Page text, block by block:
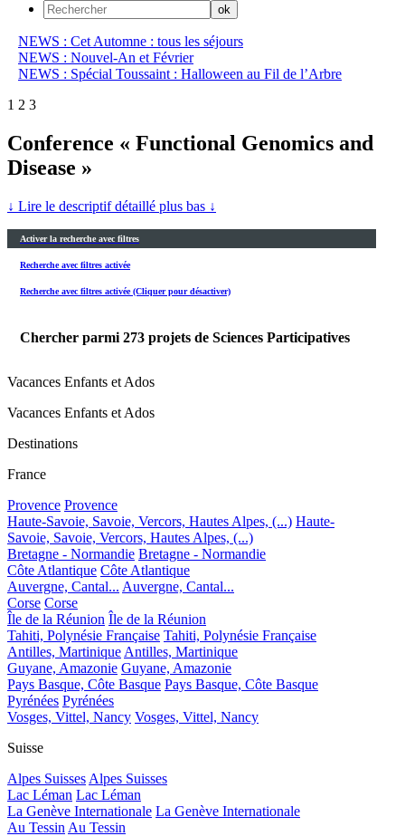
NEWS : Cet Automne : tous les séjours
NEWS : Nouvel-An et Février
NEWS : Spécial Toussaint : Halloween au Fil de l’Arbre
1 2 3
Conference « Functional Genomics and
Disease »
↓ Lire le descriptif détaillé plus bas ↓
Activer la recherche avec filtres
Recherche avec filtres activée
Recherche avec filtres activée (Cliquer pour désactiver)
Chercher parmi 273 projets de Sciences Participatives
Vacances Enfants et Ados
Vacances Enfants et Ados
Destinations
France
Provence Provence
Haute-Savoie, Savoie, Vercors, Hautes Alpes, (...) Haute-
Savoie, Savoie, Vercors, Hautes Alpes, (...)
Bretagne - Normandie Bretagne - Normandie
Côte Atlantique Côte Atlantique
Auvergne, Cantal... Auvergne, Cantal...
Corse Corse
Île de la Réunion Île de la Réunion
Tahiti, Polynésie Française Tahiti, Polynésie Française
Antilles, Martinique Antilles, Martinique
Guyane, Amazonie Guyane, Amazonie
Pays Basque, Côte Basque Pays Basque, Côte Basque
Pyrénées Pyrénées
Vosges, Vittel, Nancy Vosges, Vittel, Nancy
Suisse
Alpes Suisses Alpes Suisses
Lac Léman Lac Léman
La Genève Internationale La Genève Internationale
Au Tessin Au Tessin